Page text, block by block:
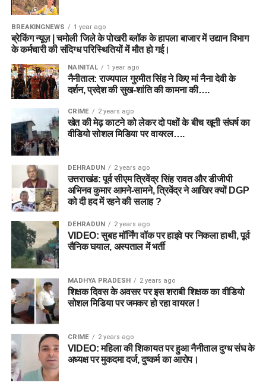
BREAKINGNEWS 1 year ago
ब्रेकिंग न्यूज़ | चमोली जिले के पोखरी ब्लॉक के हापला बाजार में उद्यान विभाग
के कर्मचारी की संदिग्ध परिस्थितियों में मौत हो गई।
NAINITAL 1 year ago
नैनीताल: राज्यपाल गुरमीत सिंह ने किए मां नैना देवी के
दर्शन, प्रदेश की सुख-शांति की कामना की….
CRIME 2 years ago
खेत की मेढ़ काटने को लेकर दो पक्षों के बीच खूनी संघर्ष का
वीडियो सोशल मिडिया पर वायरल….
DEHRADUN 2 years ago
उत्तराखंड: पूर्व सीएम त्रिवेंद्र सिंह रावत और डीजीपी
अभिनव कुमार आमने-सामने, त्रिवेंद्र ने आखिर क्यों DGP
को दी हद में रहने की सलाह ?
DEHRADUN 2 years ago
VIDEO: सुबह मॉर्निंग वॉक पर हाइवे पर निकला हाथी, पूर्व
सैनिक घयाल, अस्पताल में भर्ती
MADHYA PRADESH 2 years ago
शिक्षक दिवस के अवसर पर इस शराबी शिक्षक का वीडियो
सोशल मिडिया पर जमकर हो रहा वायरल !
CRIME 2 years ago
VIDEO: महिला की शिकायत पर हुआ नैनीताल दुग्ध संघ के
अध्यक्ष पर मुकदमा दर्ज, दुष्कर्म का आरोप।